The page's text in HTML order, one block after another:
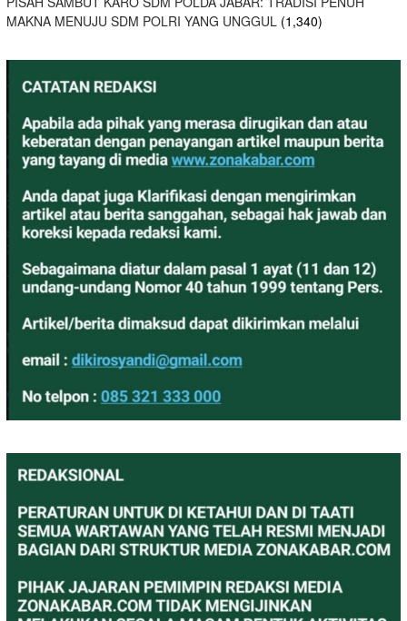
MAKNA MENUJU SDM POLRI YANG UNGGUL (1,340)